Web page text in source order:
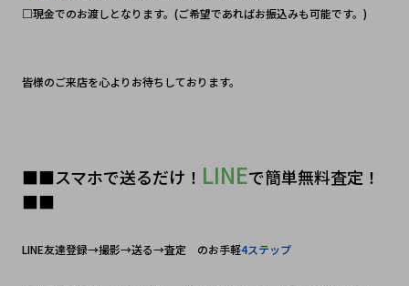
□現金でのお渡しとなります。(ご希望であればお振込みも可能です。)
皆様のご来店を心よりお待ちしております。
■■スマホで送るだけ！ LINEで簡単無料査定！
■■
LINE友達登録→撮影→送る→査定　のお手軽4ステップ